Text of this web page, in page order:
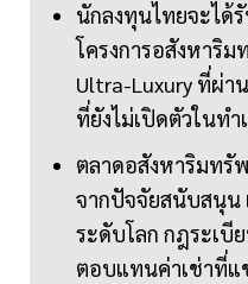
นักลงทุนไทยจะได้รั
โครงการอสังหาริ
Ultra-Luxury ที่ผ่า
ที่ยังไม่เปิดตัวในทำ
ตลาดอสังหาริมทรั
จากปัจจัยสนับสนุน
ระดับโลก กฎระเบี
ตอบแทนค่าเช่าที่แ